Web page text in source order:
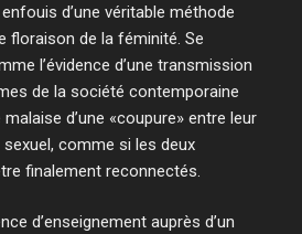
d’une véritable méthode
floraison de la féminité. Se
l’évidence d’une transmission
de la société contemporaine
d’une «coupure» entre leur
comme si les deux
finalement reconnectés.
d’enseignement auprès d’un